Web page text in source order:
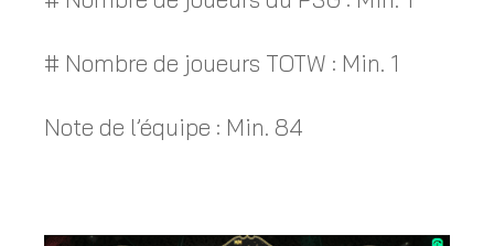
# Nombre de joueurs TOTW : Min. 1
Note de l’équipe : Min. 84